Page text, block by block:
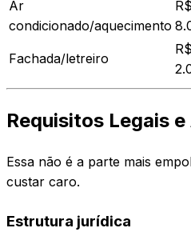
Ar
condicionado/aquecimento
Fachada/letreiro
Requisitos Legais
Essa não é a parte mais
custar caro.
Estrutura jurídica